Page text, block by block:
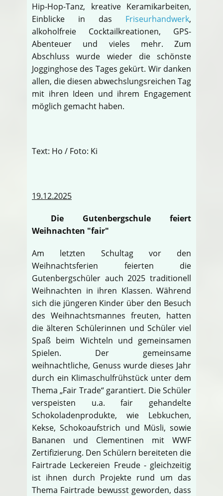
Hip-Hop-Tanz, kreative Keramikarbeiten,
Einblicke in das Friseurhandwerk,
alkoholfreie Cocktailkreationen, GPS-
Abenteuer und vieles mehr. Zum
Abschluss wurde wieder die schönste
Jogginghose des Tages gekürt. Wir danken
allen, die diesen abwechslungsreichen Tag
mit ihren Ideen und ihrem Engagement
möglich gemacht haben.
Text: Ho / Foto: Ki
19.12.2025
Die Gutenbergschule feiert
Weihnachten "fair"
Am letzten Schultag vor den
Weihnachtsferien feierten die
Gutenbergschüler auch 2025 traditionell
Weihnachten in ihren Klassen. Während
sich die jüngeren Kinder über den Besuch
des Weihnachtsmannes freuten, hatten
die älteren Schülerinnen und Schüler viel
Spaß beim Wichteln und gemeinsamen
Spielen. Der gemeinsame
weihnachtliche, Genuss wurde dieses Jahr
durch ein Klimaschulfrühstück unter dem
Thema „Fair Trade“ garantiert. Die Schüler
verspeisten u.a. fair gehandelte
Schokoladenprodukte, wie Lebkuchen,
Kekse, Schokoaufstrich und Müsli, sowie
Bananen und Clementinen mit WWF
Zertifizierung. Den Schülern bereiteten die
Fairtrade Leckereien Freude - gleichzeitig
ist ihnen durch Projekte rund um das
Thema Fairtrade bewusst geworden, dass